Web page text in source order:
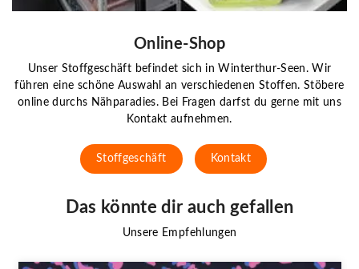
Online-Shop
Unser Stoffgeschäft befindet sich in Winterthur-Seen. Wir
führen eine schöne Auswahl an verschiedenen Stoffen. Stöbere
online durchs Nähparadies. Bei Fragen darfst du gerne mit uns
Kontakt aufnehmen.
Stoffgeschäft Kontakt
Das könnte dir auch gefallen
Unsere Empfehlungen